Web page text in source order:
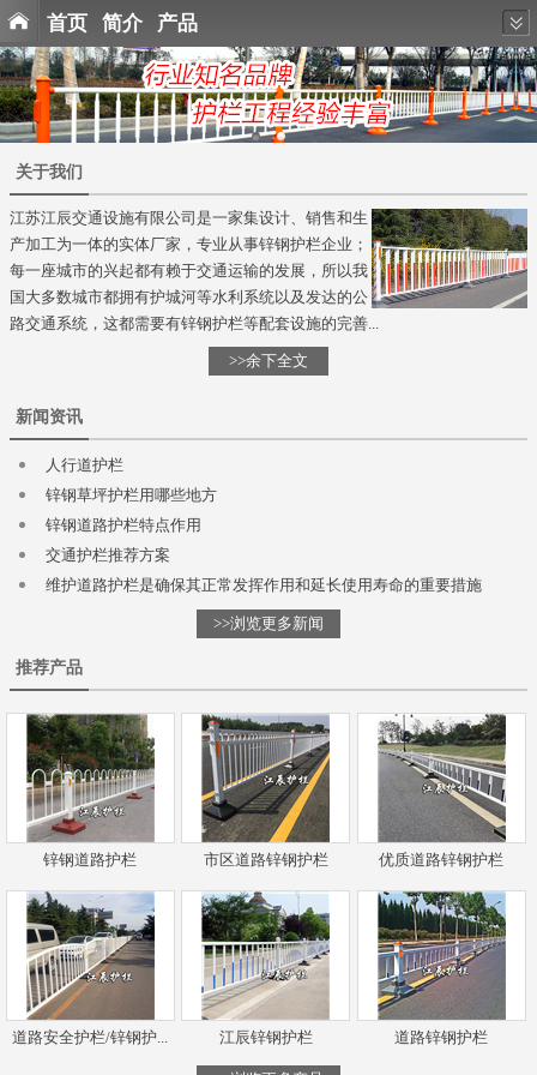
首页 简介 产品
关于我们
江苏江辰交通设施有限公司是一家集设计、销售和生
产加工为一体的实体厂家，专业从事锌钢护栏企业；
每一座城市的兴起都有赖于交通运输的发展，所以我
国大多数城市都拥有护城河等水利系统以及发达的公
路交通系统，这都需要有锌钢护栏等配套设施的完善...
>>余下全文
新闻资讯
人行道护栏
锌钢草坪护栏用哪些地方
锌钢道路护栏特点作用
交通护栏推荐方案
维护道路护栏是确保其正常发挥作用和延长使用寿命的重要措施
>>浏览更多新闻
推荐产品
锌钢道路护栏 市区道路锌钢护栏 优质道路锌钢护栏
道路安全护栏/锌钢护... 江辰锌钢护栏 道路锌钢护栏